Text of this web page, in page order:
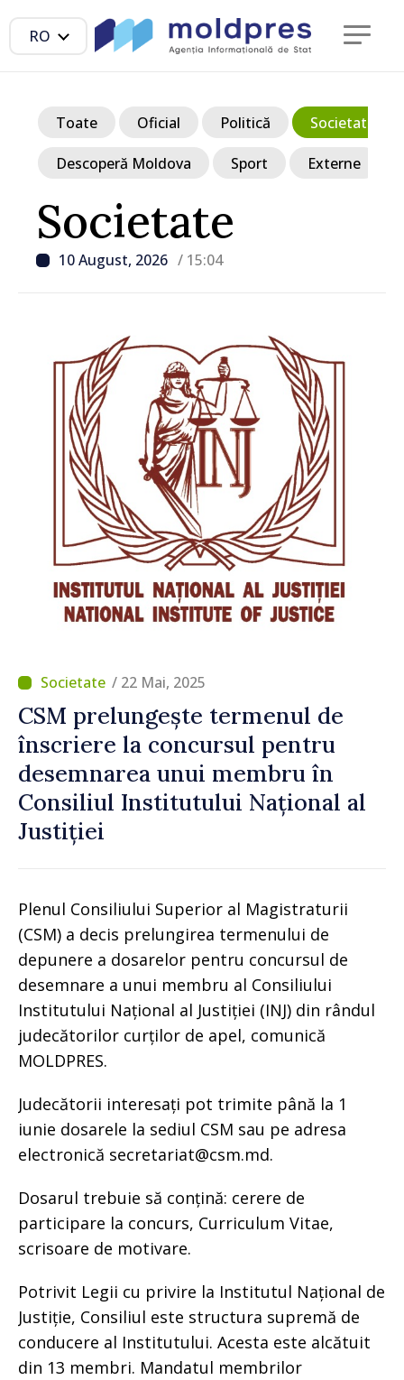
RO
Societate
10 August, 2026 / 15:04
Toate Oficial Politică Societate
Descoperă Moldova Sport Externe
/ 22 Mai, 2025
CSM prelungește termenul de
înscriere la concursul pentru
desemnarea unui membru în
Consiliul Institutului Național al
Justiției
Plenul Consiliului Superior al Magistraturii
(CSM) a decis prelungirea termenului de
depunere a dosarelor pentru concursul de
desemnare a unui membru al Consiliului
Institutului Național al Justiției (INJ) din rândul
judecătorilor curților de apel, comunică
MOLDPRES.
Judecătorii interesați pot trimite până la 1
iunie dosarele la sediul CSM sau pe adresa
electronică secretariat@csm.md.
Dosarul trebuie să conțină: cerere de
participare la concurs, Curriculum Vitae,
scrisoare de motivare.
Potrivit Legii cu privire la Institutul Național de
Justiție, Consiliul este structura supremă de
conducere al Institutului. Acesta este alcătuit
din 13 membri. Mandatul membrilor